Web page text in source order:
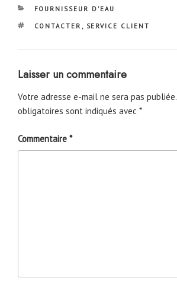
CATÉGORIES
FOURNISSEUR D'EAU
ÉTIQUETTES
CONTACTER , SERVICE CLIENT
Laisser un commentaire
Votre adresse e-mail ne sera pas publiée.
obligatoires sont indiqués avec *
Commentaire *